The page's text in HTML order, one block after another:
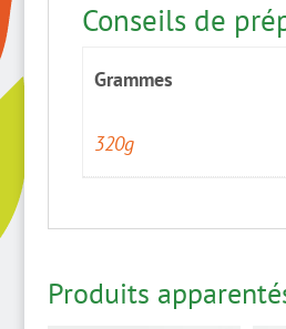
Conseils de
Grammes
320g
Produits